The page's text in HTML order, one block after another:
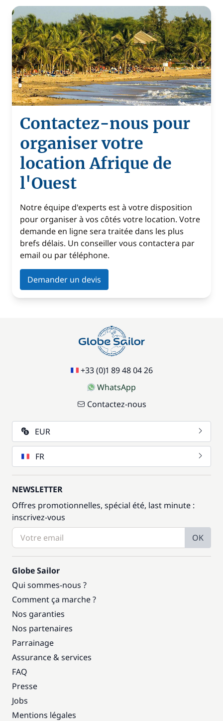
Contactez-nous pour
organiser votre
location Afrique de
l'Ouest
Notre équipe d'experts est à votre disposition
pour organiser à vos côtés votre location. Votre
demande en ligne sera traitée dans les plus
brefs délais. Un conseiller vous contactera par
email ou par téléphone.
Demander un devis
+33 (0)1 89 48 04 26
WhatsApp
Contactez-nous
EUR
FR
NEWSLETTER
Offres promotionnelles, spécial été, last minute :
inscrivez-vous
OK
Globe Sailor
Qui sommes-nous ?
Comment ça marche ?
Nos garanties
Nos partenaires
Parrainage
Assurance & services
FAQ
Presse
Jobs
Mentions légales